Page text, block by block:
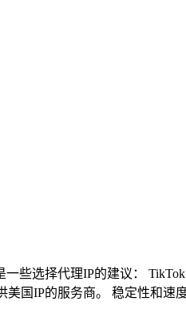
些选择代理IP的建议：
国IP的服务商。 稳定性和速